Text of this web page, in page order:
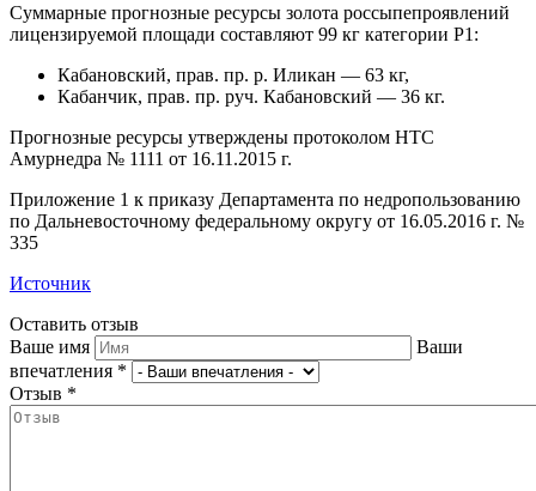
Суммарные прогнозные ресурсы золота россыпепроявлений
лицензируемой площади составляют 99 кг категории Р1:
Кабановский, прав. пр. р. Иликан — 63 кг,
Кабанчик, прав. пр. руч. Кабановский — 36 кг.
Прогнозные ресурсы утверждены протоколом НТС
Амурнедра № 1111 от 16.11.2015 г.
Приложение 1 к приказу Департамента по недропользованию
по Дальневосточному федеральному округу от 16.05.2016 г. №
335
Источник
Оставить отзыв
Ваше имя
Ваши
впечатления *
Отзыв *